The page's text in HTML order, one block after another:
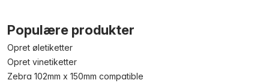
Populære produkter
Opret øletiketter
Opret vinetiketter
Zebra 102mm x 150mm compatible